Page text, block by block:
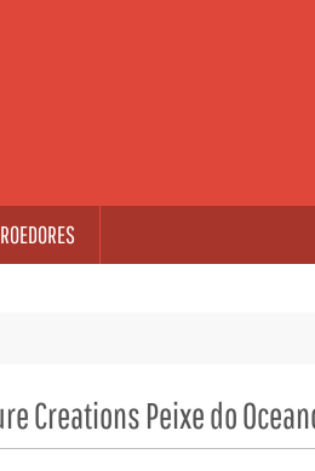
ROEDORES
Creations Peixe do